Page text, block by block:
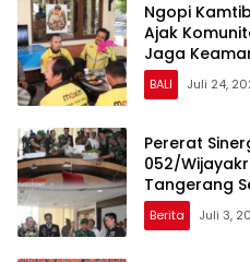
Ngopi
Ajak
Jaga
BALI Juli 24,
Pererat
052/
Tangerang
Berita Juli 3,